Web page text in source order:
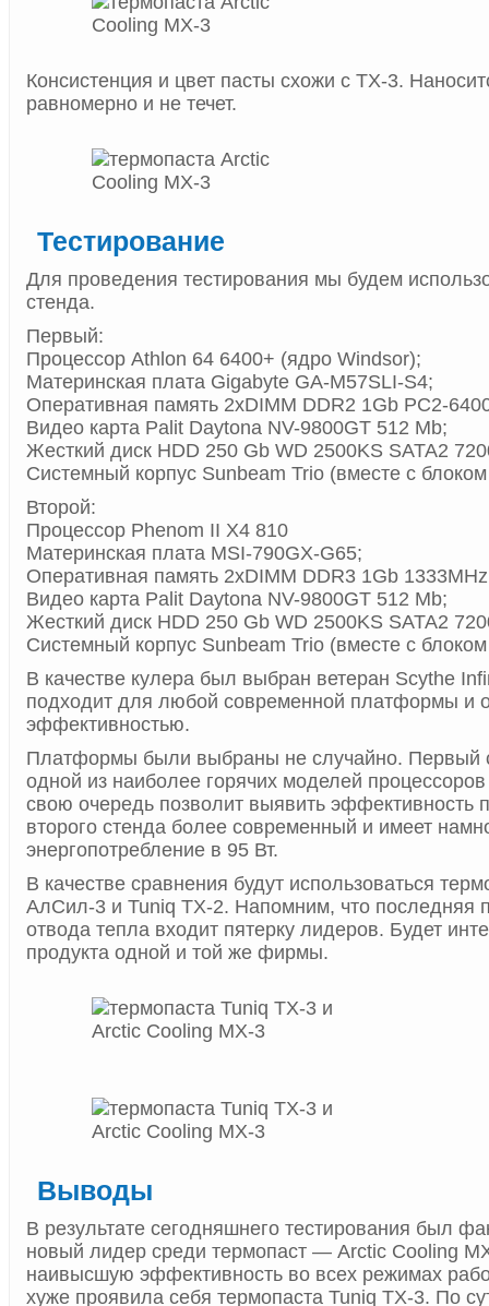
Консистенция и цвет пасты схожи с TX-3.
равномерно и не течет.
Тестирование
Для проведения тестирования мы будем
стенда.
Первый:
Процессор Athlon 64 6400+ (ядро Windsor);
Материнская плата Gigabyte GA-M57SLI-S4;
Оперативная память 2хDIMM DDR2 1Gb PC2-
Видео карта Palit Daytona NV-9800GT 512 Mb;
Жесткий диск HDD 250 Gb WD 2500KS SATA2
Системный корпус Sunbeam Trio (вместе с
Второй:
Процессор Phenom II X4 810
Материнская плата MSI-790GX-G65;
Оперативная память 2хDIMM DDR3 1Gb
Видео карта Palit Daytona NV-9800GT 512 Mb;
Жесткий диск HDD 250 Gb WD 2500KS SATA2
Системный корпус Sunbeam Trio (вместе с
В качестве кулера был выбран ветеран Scythe
подходит для любой современной платформы и
эффективностью.
Платформы были выбраны не случайно. Первый
одной из наиболее горячих моделей
свою очередь позволит выявить эффективность
второго стенда более современный и имеет
энергопотребление в 95 Вт.
В качестве сравнения будут использоваться
АлСил-3 и Tuniq TX-2. Напомним, что последняя
отвода тепла входит пятерку лидеров. Будет
продукта одной и той же фирмы.
Выводы
В результате сегодняшнего тестирования был
новый лидер среди термопаст — Arctic Cooling
наивысшую эффективность во всех режимах
хуже проявила себя термопаста Tuniq TX-3. По